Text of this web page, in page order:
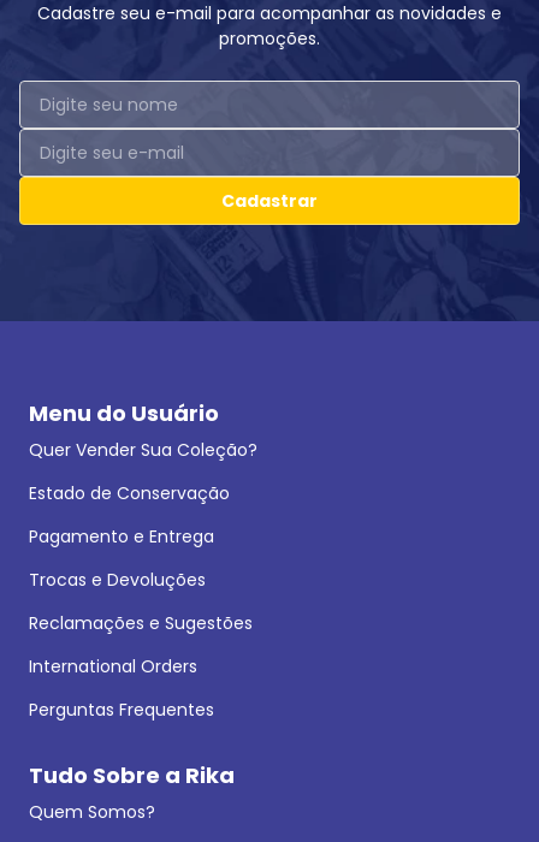
Cadastre seu e-mail para acompanhar as novidades e
promoções.
Cadastrar
Menu do Usuário
Quer Vender Sua Coleção?
Estado de Conservação
Pagamento e Entrega
Trocas e Devoluções
Reclamações e Sugestões
International Orders
Perguntas Frequentes
Tudo Sobre a Rika
Quem Somos?